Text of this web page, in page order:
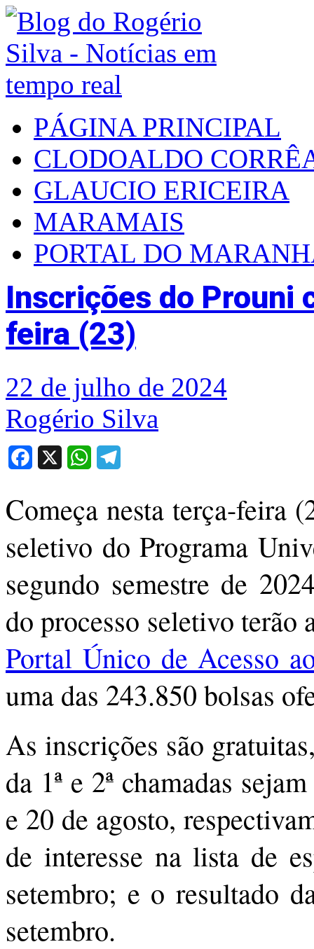
PÁGINA PRINCIPAL
CLODOALDO
GLAUCIO ERICEIRA
MARAMAIS
PORTAL DO
Inscrições do Prouni
feira (23)
22 de julho de 2024
Rogério Silva
Facebook WhatsApp
Começa nesta terça-feira
seletivo do Programa
segundo semestre de
do processo seletivo terão
Portal Único de Acesso
uma das 243.850 bolsas
As inscrições são
da 1ª e 2ª chamadas
e 20 de agosto,
de interesse na lista de
setembro; e o resultado
setembro.